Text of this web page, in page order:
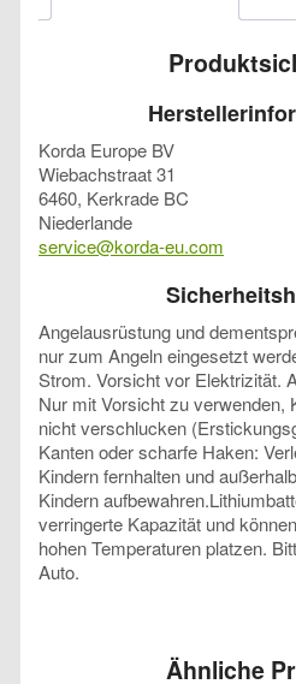
Korda Europe BV
Wiebachstraat 31
6460, Kerkrade BC
Niederlande
service@korda-eu.com
Angelausrüstung und
nur zum Angeln eingesetzt
Strom. Vorsicht vor Elektrizität.
Nur mit Vorsicht zu verwenden,
nicht verschlucken
Kanten oder scharfe Haken:
Kindern fernhalten und
Kindern
verringerte Kapazität und
hohen Temperaturen platzen.
Auto.
Ähnliche